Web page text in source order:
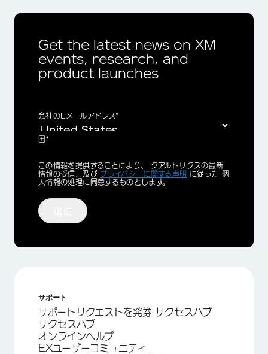
Get the latest news on XM
events, research, and
product launches
会社のEメールアドレス*
国*
Privacy
Optin
この情報を提供することにより、 クアルトリクスの最新
情報の受信、及び プライバシーに関する声明 に従った 個
人情報の処理に同意するものとします。
サポート
サポートリクエストを発券 サクセスハブ
サクセスハブ
オンラインヘルプ
EXユーザーコミュニティ